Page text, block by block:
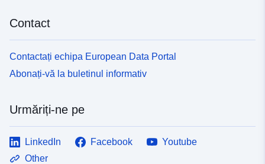
Contact
Contactați echipa European Data Portal
Abonați-vă la buletinul informativ
Urmăriți-ne pe
LinkedIn Facebook
Youtube
Other